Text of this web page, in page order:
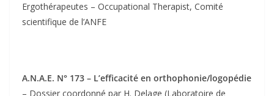
Ergothérapeutes – Occupational Therapist, Comité
scientifique de l’ANFE
A.N.A.E. N° 173 – L’efficacité en orthophonie/logopédie
– Dossier coordonné par H. Delage (Laboratoire de